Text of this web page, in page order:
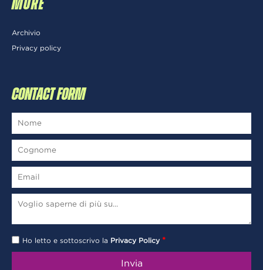
MORE
Archivio
Privacy policy
CONTACT FORM
Ho letto e sottoscrivo la Privacy Policy *